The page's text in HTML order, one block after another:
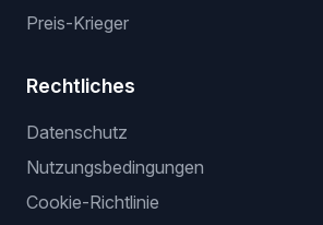
Preis-Krieger
Rechtliches
Datenschutz
Nutzungsbedingungen
Cookie-Richtlinie